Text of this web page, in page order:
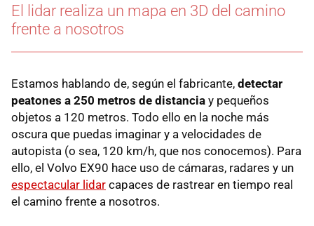
El lidar realiza un mapa en 3D del camino
frente a nosotros
Estamos hablando de, según el fabricante, detectar
peatones a 250 metros de distancia y pequeños
objetos a 120 metros. Todo ello en la noche más
oscura que puedas imaginar y a velocidades de
autopista (o sea, 120 km/h, que nos conocemos). Para
ello, el Volvo EX90 hace uso de cámaras, radares y un
espectacular lidar capaces de rastrear en tiempo real
el camino frente a nosotros.